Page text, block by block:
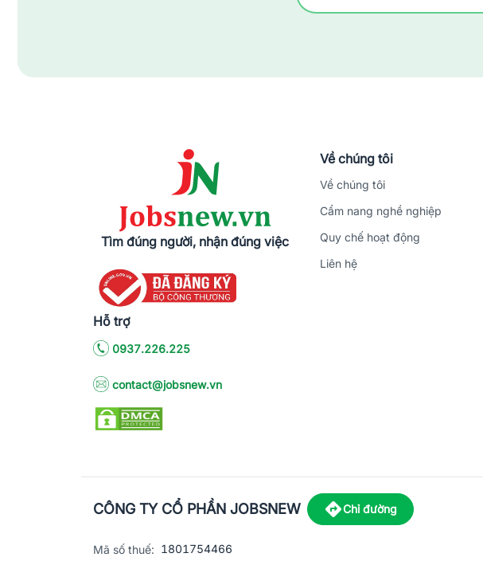
Tìm đúng người, nhận đúng việc
Hỗ trợ
0937.226.225
contact@jobsnew.vn
Về chúng tôi
Về chúng tôi
Cẩm nang nghề nghiệp
Quy chế hoạt động
Liên hệ
CÔNG TY CỔ PHẦN JOBSNEW Chỉ đường
Mã số thuế: 1801754466